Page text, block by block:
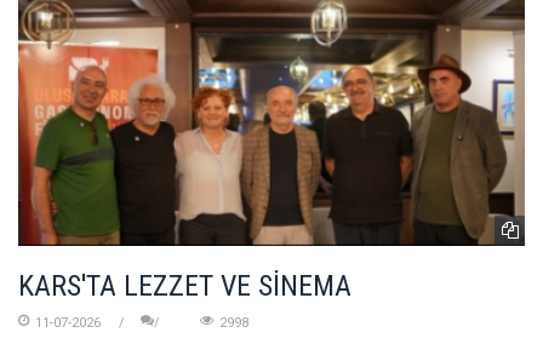
KARS'TA LEZZET VE SİNEMA
11-07-2026 2998